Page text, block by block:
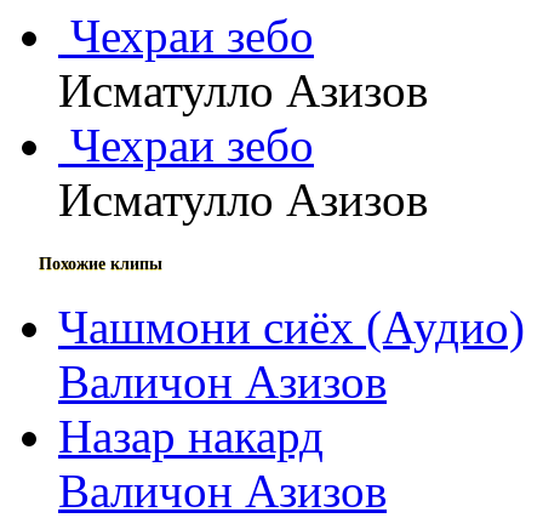
Чехраи зебо
Исматулло Азизов
Чехраи зебо
Исматулло Азизов
Похожие клипы
Чашмони сиёх (Аудио)
Валичон Азизов
Назар накард
Валичон Азизов